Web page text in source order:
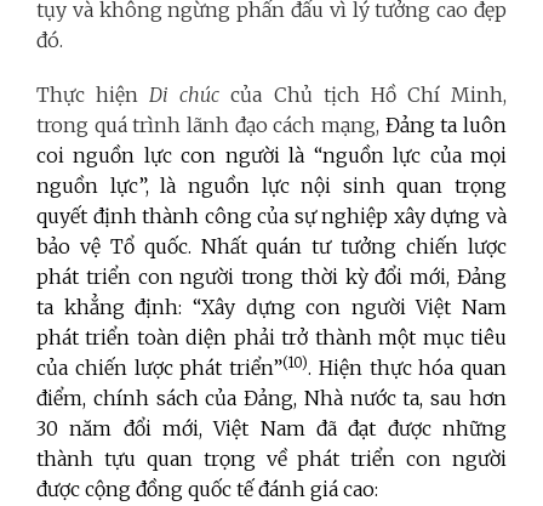
tụy và không ngừng phấn đấu vì lý tưởng cao đẹp
đó.
Thực hiệnDi chúc của Chủ tịch Hồ Chí Minh,
trong quá trình lãnh đạo cách mạng, Đảng ta luôn
coi nguồn lực con người là “nguồn lực của mọi
nguồn lực”, là nguồn lực nội sinh quan trọng
quyết định thành công của sự nghiệp xây dựng và
bảo vệ Tổ quốc. Nhất quán tư tưởng chiến lược
phát triển con người trong thời kỳ đổi mới, Đảng
ta khẳng định: “Xây dựng con người Việt Nam
phát triển toàn diện phải trở thành một mục tiêu
của chiến lược phát triển”(10). Hiện thực hóa quan
điểm, chính sách của Đảng, Nhà nước ta, sau hơn
30 năm đổi mới, Việt Nam đã đạt được những
thành tựu quan trọng về phát triển con người
được cộng đồng quốc tế đánh giá cao: